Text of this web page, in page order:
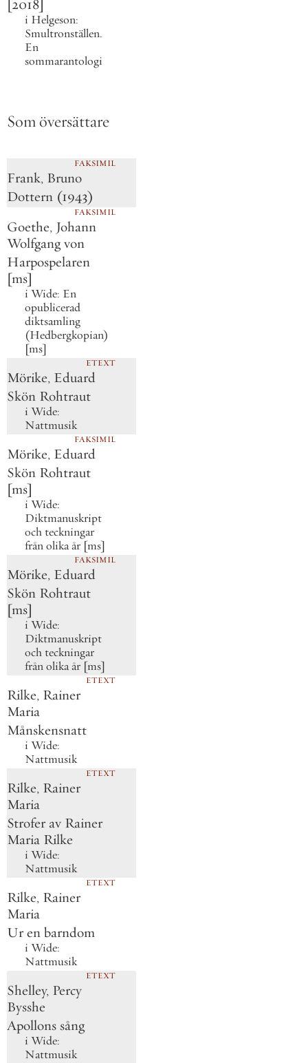
[2018]
i Helgeson:
Smultronställen.
En
sommarantologi
Som översättare
FAKSIMIL
Frank, Bruno
Dottern (1943)
FAKSIMIL
Goethe, Johann
Wolfgang von
Harpospelaren
[ms]
i Wide: En
opublicerad
diktsamling
(Hedbergkopian)
[ms]
ETEXT
Mörike, Eduard
Skön Rohtraut
i Wide:
Nattmusik
FAKSIMIL
Mörike, Eduard
Skön Rohtraut
[ms]
i Wide:
Diktmanuskript
och teckningar
från olika år [ms]
FAKSIMIL
Mörike, Eduard
Skön Rohtraut
[ms]
i Wide:
Diktmanuskript
och teckningar
från olika år [ms]
ETEXT
Rilke, Rainer
Maria
Månskensnatt
i Wide:
Nattmusik
ETEXT
Rilke, Rainer
Maria
Strofer av Rainer
Maria Rilke
i Wide:
Nattmusik
ETEXT
Rilke, Rainer
Maria
Ur en barndom
i Wide:
Nattmusik
ETEXT
Shelley, Percy
Bysshe
Apollons sång
i Wide:
Nattmusik